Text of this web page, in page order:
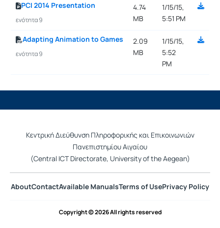
PCI 2014 Presentation
ενότητα 9
4.74
MB
1/15/15,
5:51 PM
Adapting Animation to Games
ενότητα 9
2.09
MB
1/15/15,
5:52
PM
Κεντρική Διεύθυνση Πληροφορικής και Επικοινωνιών
Πανεπιστημίου Αιγαίου
(Central ICT Directorate, University of the Aegean)
AboutContactAvailable ManualsTerms of UsePrivacy Policy
Copyright © 2026 All rights reserved